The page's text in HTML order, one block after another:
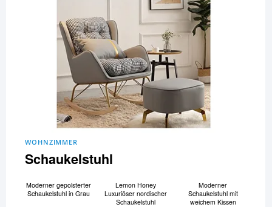
WOHNZIMMER
Schaukelstuhl
Moderner gepolsterter
Schaukelstuhl in Grau
Lemon Honey
Luxuriöser nordischer
Schaukelstuhl
Moderner
Schaukelstuhl mit
weichem Kissen